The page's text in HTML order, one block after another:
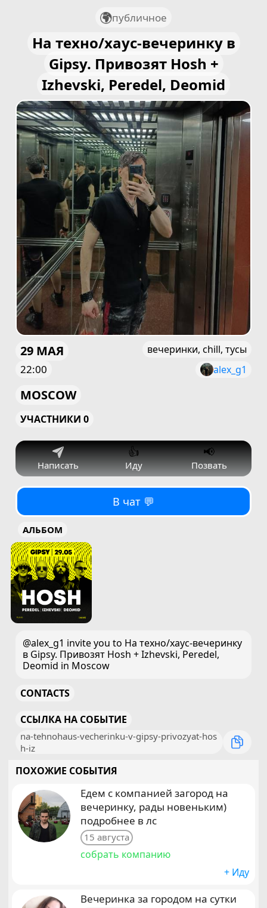
публичное
На техно/хаус-вечеринку в
Gipsy. Привозят Hosh +
Izhevski, Peredel, Deomid
29 МАЯ
22:00
вечеринки, chill, тусы
alex_g1
MOSCOW
УЧАСТНИКИ 0
Написать
👍
Иду
📢
Позвать
В чат 💬
АЛЬБОМ
@alex_g1 invite you to На техно/хаус-вечеринку
в Gipsy. Привозят Hosh + Izhevski, Peredel,
Deomid in Moscow
CONTACTS
ССЫЛКА НА СОБЫТИЕ
na-tehnohaus-vecherinku-v-gipsy-privozyat-hos
h-iz
ПОХОЖИЕ СОБЫТИЯ
Едем с компанией загород на
вечеринку, рады новеньким)
подробнее в лс
15 августа
собрать компанию
+ Иду
Вечеринка за городом на сутки